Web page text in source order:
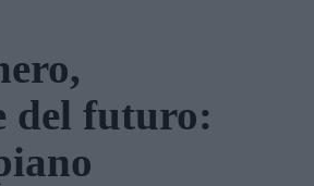
del futuro: